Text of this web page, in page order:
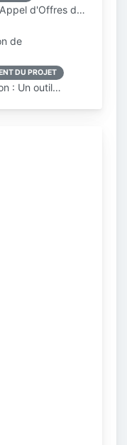
d'Offres d…
de
DU PROJET
: Un outil…